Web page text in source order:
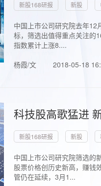
新股168研报 新股
中国上市公司研究院去年
标，筛选出值得重点关注的
指数累计上涨8....
杨霞/文
2018-05-18
科技股高歌猛进
新股168研报 新股
中国上市公司研究院筛选的
股票价格创历史新高，赚钱
管仍在延续，3月1...